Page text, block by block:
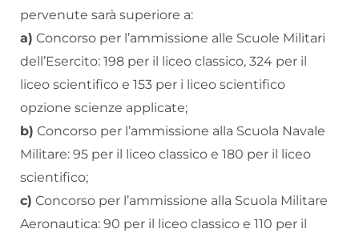
pervenute sarà superiore a:
a) Concorso per l’ammissione alle Scuole Militari
dell’Esercito: 198 per il liceo classico, 324 per il
liceo scientifico e 153 per i liceo scientifico
opzione scienze applicate;
b) Concorso per l’ammissione alla Scuola Navale
Militare: 95 per il liceo classico e 180 per il liceo
scientifico;
c) Concorso per l’ammissione alla Scuola Militare
Aeronautica: 90 per il liceo classico e 110 per il